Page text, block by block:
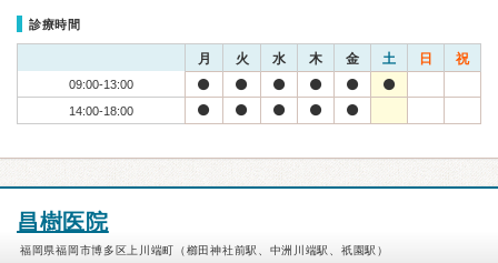
診療時間
月 火 水 木 金 土 日 祝
09:00-13:00
14:00-18:00
昌樹医院
福岡県福岡市博多区上川端町（櫛田神社前駅、中洲川端駅、祇園駅）